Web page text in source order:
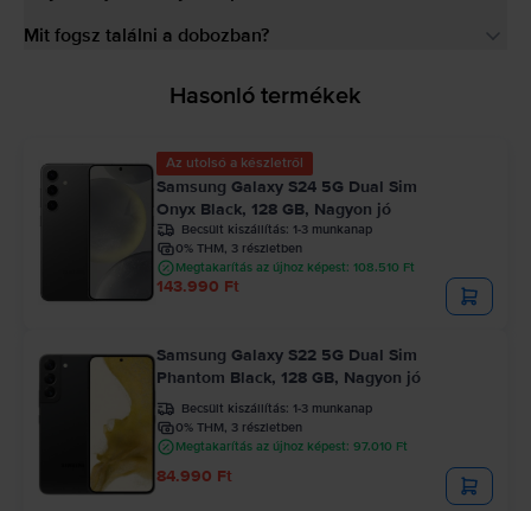
Mit fogsz találni a dobozban?
Hasonló termékek
Az utolsó a készletről
Samsung Galaxy S24 5G Dual Sim
Onyx Black, 128 GB, Nagyon jó
Becsült kiszállítás: 1-3 munkanap
0% THM, 3 részletben
Megtakarítás az újhoz képest: 108.510 Ft
143.990 Ft
Samsung Galaxy S22 5G Dual Sim
Phantom Black, 128 GB, Nagyon jó
Becsült kiszállítás: 1-3 munkanap
0% THM, 3 részletben
Megtakarítás az újhoz képest: 97.010 Ft
84.990 Ft